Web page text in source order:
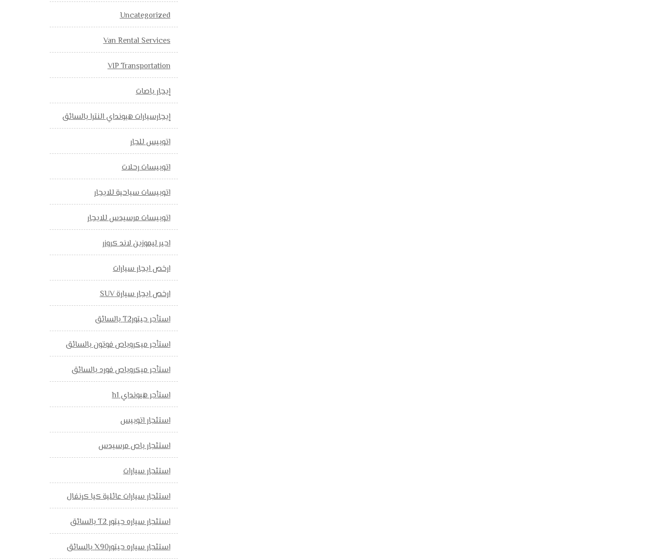
Uncategorized
Van Rental Services
VIP Transportation
إيجار باصات
إيجارسيارات هيونداي النترا بالسائق
اتوبيس للجار
اتوبيسات رحلات
اتوبيسات سياحية للايجار
اتوبيسات مرسيدس للايجار
اجير ليموزين لاند كروزر
ارخص ايجار سيارات
ارخص ايجار سيارة SUV
استأجر جيتورT2 بالسائق
استأجر ميكروباص فوتون بالسائق
استأجر ميكروباص فورد بالسائق
استأجر هيونداي h1
استئجار اتوبيس
استئجار باص مرسيدس
استئجار سيارات
استئجار سيارات عائلية كيا كرنفال
استئجار سياره جيتور T2 بالسائق
استئجار سياره جيتورX90 بالسائق